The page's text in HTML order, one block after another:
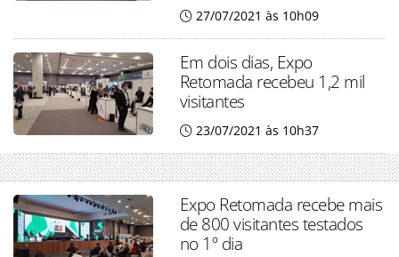
27/07/2021 às 10h09
Em dois dias, Expo
Retomada recebeu 1,2 mil
visitantes
23/07/2021 às 10h37
Expo Retomada recebe mais
de 800 visitantes testados
no 1º dia